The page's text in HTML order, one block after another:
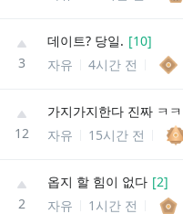
3
데이트? 당일. [10]
자유
4시간 전
12
자유
15시간 전
2
옵지 할 힘이 없다 [2]
자유
1시간 전